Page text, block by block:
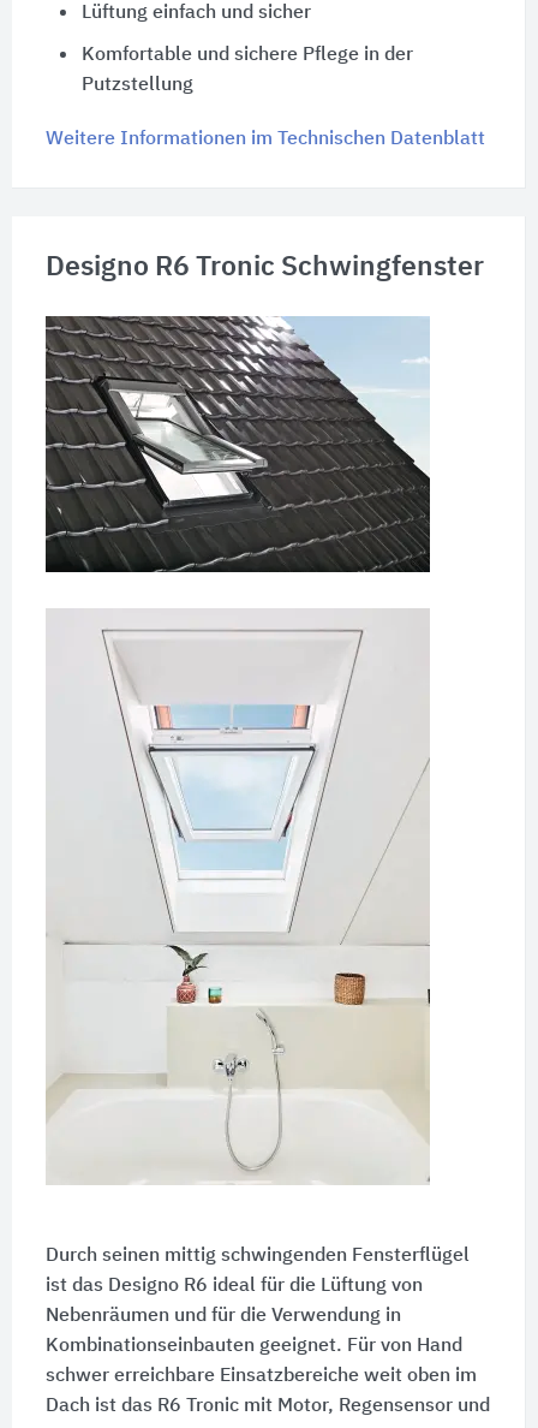
Lüftung einfach und sicher
Komfortable und sichere Pflege in der
Putzstellung
Weitere Informationen im Technischen Datenblatt
Designo R6 Tronic Schwingfenster
Durch seinen mittig schwingenden Fensterflügel
ist das Designo R6 ideal für die Lüftung von
Nebenräumen und für die Verwendung in
Kombinationseinbauten geeignet. Für von Hand
schwer erreichbare Einsatzbereiche weit oben im
Dach ist das R6 Tronic mit Motor, Regensensor und